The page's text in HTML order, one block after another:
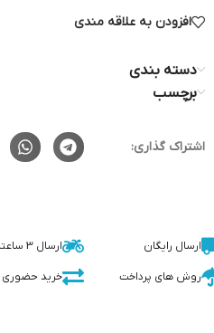
افزودن به علاقه مندی
دسته بندی
برچسب
اشتراک گذاری:
ارسال رایگان ارسال 3 ساعته
روش های پرداخت خرید حضوری